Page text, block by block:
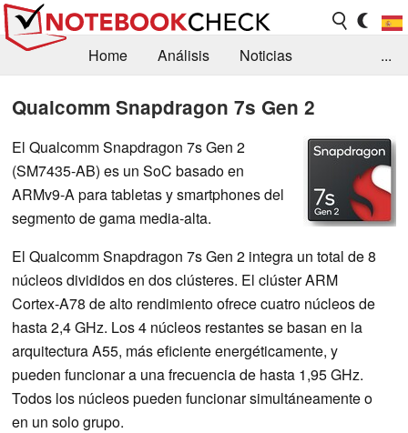
Home Análisis
Noticias
Contacto
...
Qualcomm Snapdragon 7s Gen 2
El Qualcomm Snapdragon 7s Gen 2
(SM7435-AB) es un SoC basado en
ARMv9-A para tabletas y smartphones del
segmento de gama media-alta.
El Qualcomm Snapdragon 7s Gen 2 integra un total de 8
núcleos divididos en dos clústeres. El clúster ARM
Cortex-A78 de alto rendimiento ofrece cuatro núcleos de
hasta 2,4 GHz. Los 4 núcleos restantes se basan en la
arquitectura A55, más eficiente energéticamente, y
pueden funcionar a una frecuencia de hasta 1,95 GHz.
Todos los núcleos pueden funcionar simultáneamente o
en un solo grupo.